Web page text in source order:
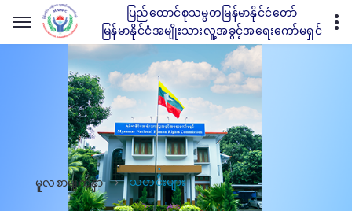
ပြည်ထောင်စုသမ္မတမြန်မာနိုင်ငံတော်
မြန်မာနိုင်ငံအမျိုးသားလူ့အခွင့်အရေးကော်မရှင်
မူလစာမျက်နှာ သတင်းများ